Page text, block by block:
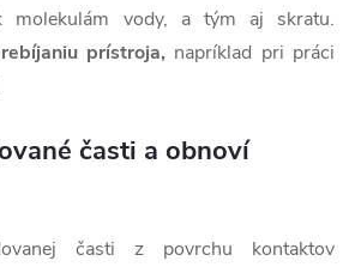
molekulám vody, a tým aj skratu.
prístroja, napríklad pri práci
časti a obnoví
časti z povrchu kontaktov